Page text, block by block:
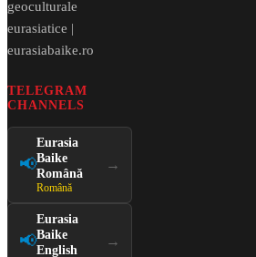
geoculturale
eurasiatice |
eurasiabaike.ro
TELEGRAM
CHANNELS
📢
Eurasia
Baike
Română
Română
→
📢
Eurasia
Baike
English
→